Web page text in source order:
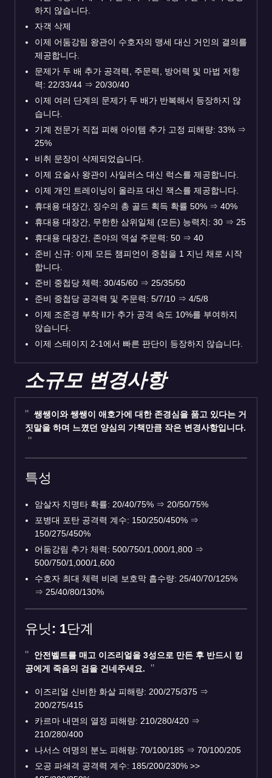
하지 않습니다.
자객 삭제
이제 어둠강림 왕관이 수호자의 맹세 대신 거인의 결의를
제공합니다.
문제가 두 배 추가 공격력, 주문력, 방어력 및 마법 저항
력: 22/33/44 ⇒ 20/30/40
이제 여러 단계의 문제가 두 배가 반복해서 등장하지 않
습니다.
기계 전문가 직접 피해 아이템 추가 고정 피해량: 33% ⇒
25%
비취 문장이 삭제되었습니다.
이제 요술사 왕관이 사일러스 대신 럭스를 제공합니다.
이제 개인 트레이닝이 올라프 대신 잭스를 제공합니다.
휴대용 대장간, 징수의 총 골드 획득 확률 50% ⇒ 40%
휴대용 대장간, 무한한 삼위일체 (모든) 능력치: 30 ⇒ 25
휴대용 대장간, 존야의 역설 주문력: 50 ⇒ 40
준비 신규: 이제 모든 챔피언이 중첩을 1 지닌 채로 시작
합니다.
준비 중첩당 체력: 30/45/60 ⇒ 25/35/50
준비 중첩당 공격력 및 주문력: 5/7/10 ⇒ 4/5/8
이제 조준경 부착 II가 추가 공격 속도 10%를 부여하지
않습니다.
이제 스테이지 2-1에서 빠른 판단이 등장하지 않습니다.
소규모 변경사항
쌩쌩이와 쌩쌩이 애호가에 대한 존경심을 품고 있다는 거
짓말을 하며 느꼈던 양심의 가책만큼 작은 변경사항입니다.
특성
암살자 치명타 확률: 20/40/75% ⇒ 20/50/75%
포병대 포탄 공격력 계수: 150/250/450% ⇒
150/275/450%
어둠강림 추가 체력: 500/750/1,000/1,800 ⇒
500/750/1,000/1,600
수호자 최대 체력 비례 보호막 흡수량: 25/40/70/125%
⇒ 25/40/80/130%
유닛: 1단계
안전벨트를 매고 이즈리얼을 3성으로 만든 후 반드시 킹
공에게 죽음의 검을 건네주세요.
이즈리얼 신비한 화살 피해량: 200/275/375 ⇒
200/275/415
카르마 내면의 열정 피해량: 210/280/420 ⇒
210/280/400
나서스 여명의 분노 피해량: 70/100/185 ⇒ 70/100/205
오공 파쇄격 공격력 계수: 185/200/230% >>